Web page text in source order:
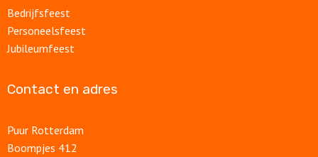
Bedrijfsfeest
Personeelsfeest
Jubileumfeest
Contact en adres
Puur Rotterdam
Boompjes 412